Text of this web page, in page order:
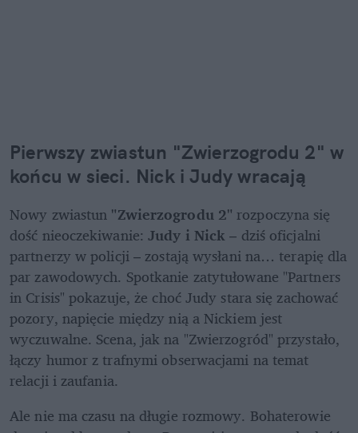
Pierwszy zwiastun "Zwierzogrodu 2" w
końcu w sieci. Nick i Judy wracają
Nowy zwiastun "Zwierzogrodu 2" rozpoczyna się
dość nieoczekiwanie: Judy i Nick – dziś oficjalni
partnerzy w policji – zostają wysłani na… terapię dla
par zawodowych. Spotkanie zatytułowane "Partners
in Crisis" pokazuje, że choć Judy stara się zachować
pozory, napięcie między nią a Nickiem jest
wyczuwalne. Scena, jak na "Zwierzogród" przystało,
łączy humor z trafnymi obserwacjami na temat
relacji i zaufania.
Ale nie ma czasu na długie rozmowy. Bohaterowie